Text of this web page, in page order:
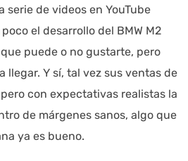
serie de videos en YouTube
el desarrollo del BMW M2
puede o no gustarte, pero
llegar. Y sí, tal vez sus ventas de
con expectativas realistas la
de márgenes sanos, algo que
ya es bueno.
Agente Inteligente
lo que necesitas. ¿Qué estás